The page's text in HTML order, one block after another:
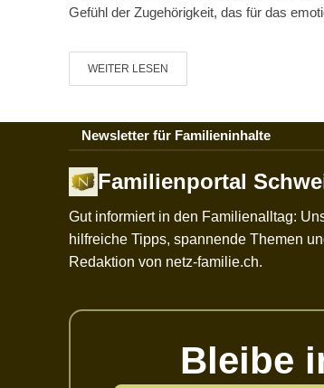
Gefühl der Zugehörigkeit, das für das
WEITER LESEN
Newsletter für Familieninhalte
Familienportal
Gut informiert in den Familienalltag:
hilfreiche Tipps, spannende Themen
Redaktion von netz-familie.ch.
Bleibe